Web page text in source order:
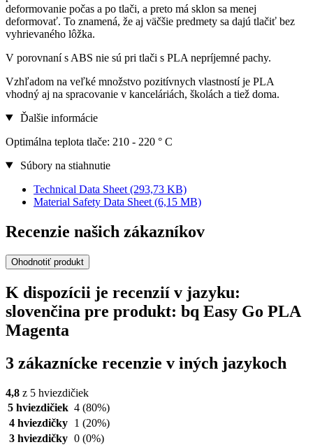
deformovanie počas a po tlači, a preto má sklon sa menej
deformovať. To znamená, že aj väčšie predmety sa dajú tlačiť bez
vyhrievaného lôžka.
V porovnaní s ABS nie sú pri tlači s PLA nepríjemné pachy.
Vzhľadom na veľké množstvo pozitívnych vlastností je PLA
vhodný aj na spracovanie v kanceláriách, školách a tiež doma.
Ďalšie informácie
Optimálna teplota tlače: 210 - 220 ° C
Súbory na stiahnutie
Technical Data Sheet (293,73 KB)
Material Safety Data Sheet (6,15 MB)
Recenzie našich zákazníkov
Ohodnotiť produkt
K dispozícii je recenzií v jazyku:
slovenčina pre produkt: bq Easy Go PLA
Magenta
3 zákaznícke recenzie v iných jazykoch
4,8 z 5 hviezdičiek
5 hviezdičiek 4 (80%)
4 hviezdičky
1 (20%)
3 hviezdičky 0 (0%)